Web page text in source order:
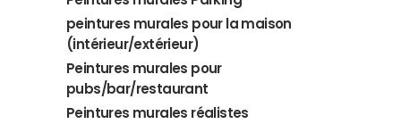
peintures murales pour la maison
(intérieur/extérieur)
Peintures murales pour
pubs/bar/restaurant
Peintures murales réalistes